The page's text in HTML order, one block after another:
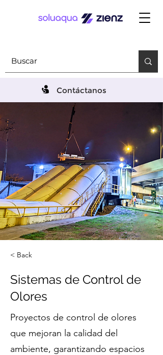
Contáctanos
< Back
Sistemas de Control de
Olores
Proyectos de control de olores
que mejoran la calidad del
ambiente, garantizando espacios